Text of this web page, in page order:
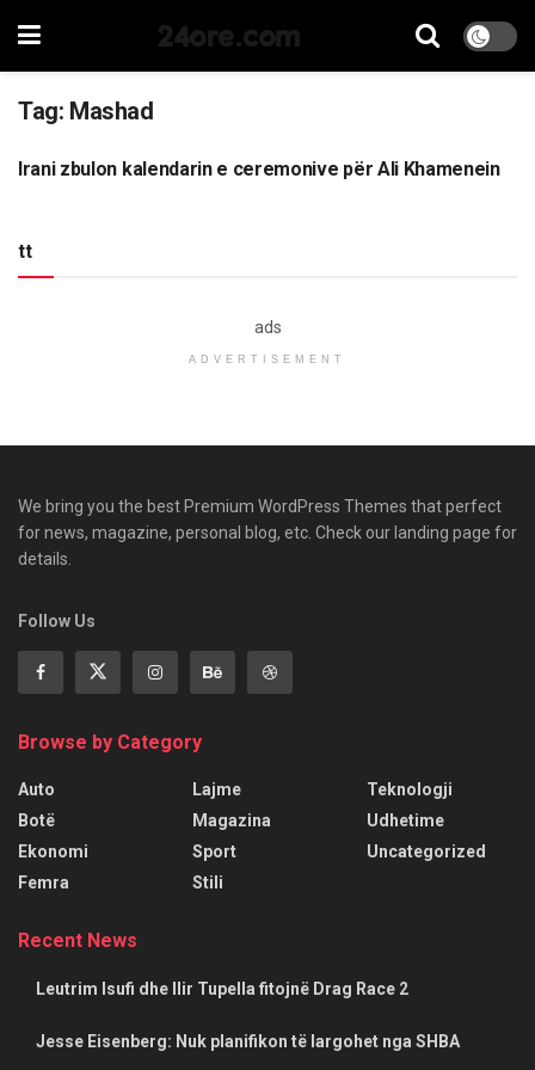
24ore.com
Tag: Mashad
LAJME
Irani zbulon kalendarin e ceremonive për Ali Khamenein
tt
ads
ADVERTISEMENT
We bring you the best Premium WordPress Themes that perfect
for news, magazine, personal blog, etc. Check our landing page for
details.
Follow Us
Browse by Category
Auto
Botë
Ekonomi
Femra
Lajme
Magazina
Sport
Stili
Teknologji
Udhetime
Uncategorized
Recent News
Leutrim Isufi dhe Ilir Tupella fitojnë Drag Race 2
Jesse Eisenberg: Nuk planifikon të largohet nga SHBA